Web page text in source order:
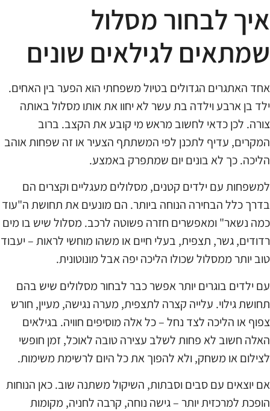
איך לבחור מסלול
שמתאים לגילאים שונים
אחד האתגרים הגדולים בטיול משפחתי הוא הפער בין האחים.
ילד בן ארבע וילדה בת עשר לא יחוו את אותו מסלול באותה
צורה. לכן כדאי לחשוב מראש מי קובע את הקצב. ברוב
המקרים, עדיף לתכנן לפי המשתתף הצעיר או זה שפחות אוהב
הליכה. כך לא בונים יום שמתפרק באמצע.
למשפחות עם ילדים קטנים, מסלולים מעגליים וקצרים הם
בדרך כלל הבחירה הנוחה ביותר. הם מונעים את תחושת ה"עוד
כמה נשאר" ומאפשרים חזרה פשוטה לרכב. מסלול שיש בו מים
רדודים, גשר, תצפית, בעלי חיים או משהו מוחשי לראות – יעבוד
טוב יותר ממסלול שכולו הליכה יפה אבל מונוטונית.
עם ילדים בוגרים יותר אפשר כבר לבחור מסלולים שיש בהם
תחושת גילוי. עלייה קצרה לתצפית, מערה נגישה, מעיין, חורש
צפוף או הליכה לצד נחל – כל אלה מוסיפים חוויה. בגילאים
האלה חשוב לא פחות לשלב עצירה טובה לאוכל, זמן חופשי
לצילום או משחק, ולא להפוך את כל היום לרשימת משימות.
אם יוצאים עם סבים וסבתות, השיקול משתנה שוב. כאן הנוחות
הופכת למרכזית יותר – גישה נוחה, קרבה לחניה, מקומות